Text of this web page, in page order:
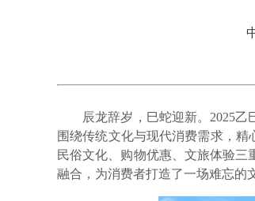
辰龙辞岁，巳蛇迎新。2025乙巳
围绕传统文化与现代消费需求，精
民俗文化、购物优惠、文旅体验
融合，为消费者打造了一场难忘的